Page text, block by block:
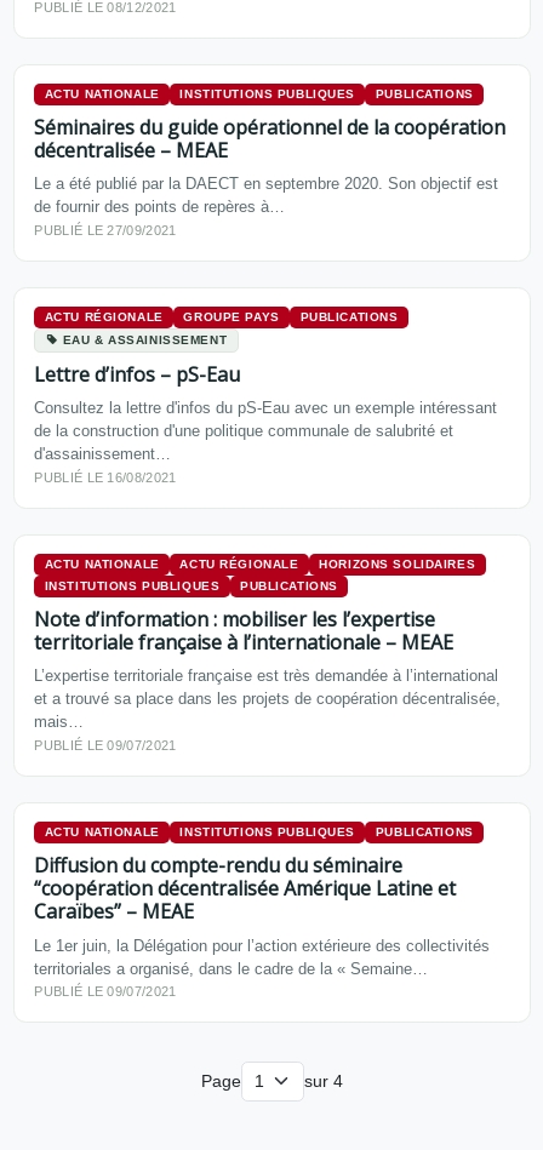
PUBLIÉ LE 08/12/2021
ACTU NATIONALE INSTITUTIONS PUBLIQUES PUBLICATIONS
Séminaires du guide opérationnel de la coopération
décentralisée – MEAE
Le a été publié par la DAECT en septembre 2020. Son objectif est
de fournir des points de repères à…
PUBLIÉ LE 27/09/2021
ACTU RÉGIONALE GROUPE PAYS
PUBLICATIONS
EAU & ASSAINISSEMENT
Lettre d’infos – pS-Eau
Consultez la lettre d'infos du pS-Eau avec un exemple intéressant
de la construction d'une politique communale de salubrité et
d'assainissement…
PUBLIÉ LE 16/08/2021
ACTU NATIONALE ACTU RÉGIONALE
HORIZONS SOLIDAIRES
INSTITUTIONS PUBLIQUES
PUBLICATIONS
Note d’information : mobiliser les l’expertise
territoriale française à l’internationale – MEAE
L’expertise territoriale française est très demandée à l’international
et a trouvé sa place dans les projets de coopération décentralisée,
mais…
PUBLIÉ LE 09/07/2021
ACTU NATIONALE INSTITUTIONS PUBLIQUES PUBLICATIONS
Diffusion du compte-rendu du séminaire
“coopération décentralisée Amérique Latine et
Caraïbes” – MEAE
Le 1er juin, la Délégation pour l’action extérieure des collectivités
territoriales a organisé, dans le cadre de la « Semaine…
PUBLIÉ LE 09/07/2021
Page sur 4